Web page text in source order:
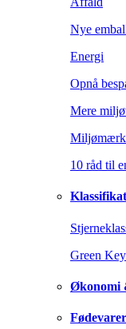
Nye
Energi
Opnå
Mere
10 råd til
Green Key
Økonomi